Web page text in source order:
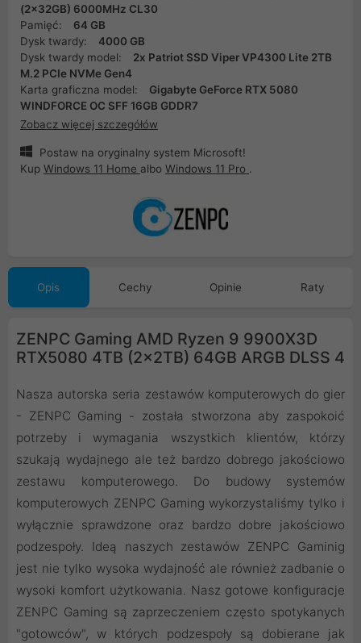
(2x32GB) 6000MHz CL30
Pamięć:
64 GB
Dysk twardy:
4000 GB
Dysk twardy model:
2x Patriot SSD Viper VP4300 Lite 2TB
M.2 PCIe NVMe Gen4
Karta graficzna model:
Gigabyte GeForce RTX 5080
WINDFORCE OC SFF 16GB GDDR7
Zobacz więcej szczegółów
Postaw na oryginalny system Microsoft!
Kup Windows 11 Home albo Windows 11 Pro .
Opis Cechy Opinie Raty
ZENPC Gaming AMD Ryzen 9 9900X3D
RTX5080 4TB (2x2TB) 64GB ARGB DLSS 4
Nasza autorska seria zestawów komputerowych do gier
- ZENPC Gaming - została stworzona aby zaspokoić
potrzeby i wymagania wszystkich klientów, którzy
szukają wydajnego ale też bardzo dobrego jakościowo
zestawu komputerowego. Do budowy systemów
komputerowych ZENPC Gaming wykorzystaliśmy tylko i
wyłącznie sprawdzone oraz bardzo dobre jakościowo
podzespoły. Ideą naszych zestawów ZENPC Gaminig
jest nie tylko wysoka wydajność ale również zadbanie o
wysoki komfort użytkowania. Nasz gotowe konfiguracje
ZENPC Gaming są zaprzeczeniem często spotykanych
"gotowców", w których podzespoły są dobierane jak